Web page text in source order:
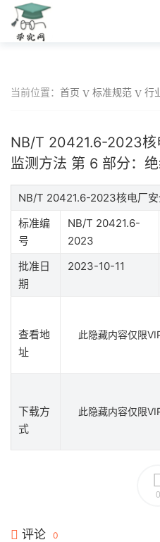
当前位置： 首页 标准规范 行
NB/T 20421.6-2023核
监测方法 第 6 部分：
NB/T 20421.6-2023核电厂
标准编
号
NB/T 20421.6-
2023
批准日
期
2023-10-11
查看地
址
此隐藏内容仅限
下载方
式
此隐藏内容仅限
0
评论 0